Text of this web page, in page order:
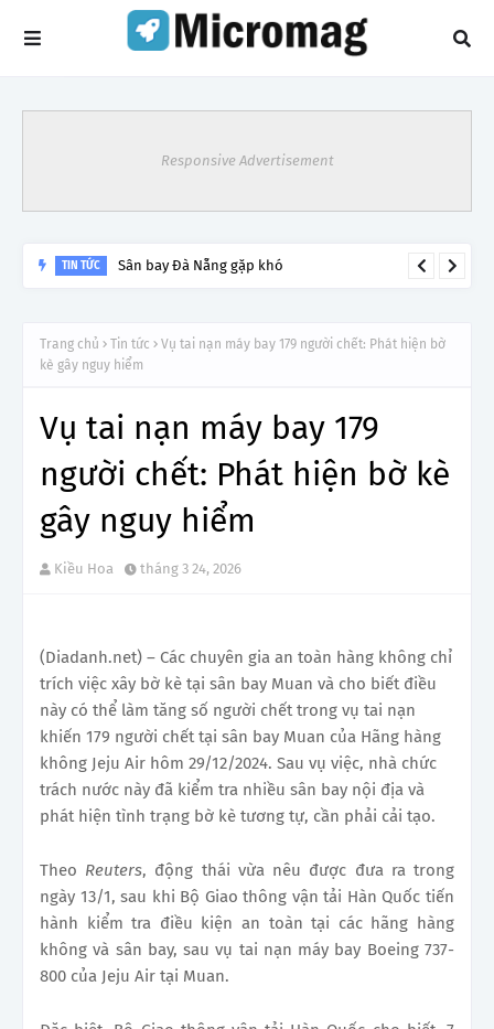
Responsive Advertisement
TIN TỨC Sân bay Đà Nẵng gặp khó
Trang chủ Tin tức
Vụ tai nạn máy bay 179 người chết: Phát hiện bờ
kè gây nguy hiểm
Vụ tai nạn máy bay 179
người chết: Phát hiện bờ kè
gây nguy hiểm
Kiều Hoa tháng 3 24, 2026
(Diadanh.net) – Các chuyên gia an toàn hàng không chỉ
trích việc xây bờ kè tại sân bay Muan và cho biết điều
này có thể làm tăng số người chết trong vụ tai nạn
khiến 179 người chết tại sân bay Muan của Hãng hàng
không Jeju Air hôm 29/12/2024. Sau vụ việc, nhà chức
trách nước này đã kiểm tra nhiều sân bay nội địa và
phát hiện tình trạng bờ kè tương tự, cần phải cải tạo.
Theo Reuters, động thái vừa nêu được đưa ra trong
ngày 13/1, sau khi Bộ Giao thông vận tải Hàn Quốc tiến
hành kiểm tra điều kiện an toàn tại các hãng hàng
không và sân bay, sau vụ tai nạn máy bay Boeing 737-
800 của Jeju Air tại Muan.